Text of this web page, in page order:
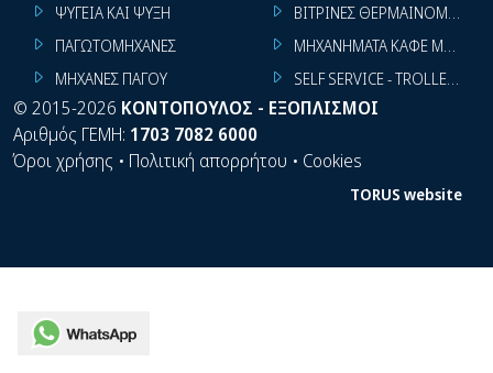
WhatsApp
ΨΥΓΕΙΑ ΚΑΙ ΨΥΞΗ
ΠΑΓΩΤΟΜΗΧΑΝΕΣ
ΜΗΧΑΝΕΣ ΠΑΓΟΥ
ΒΙΤΡΙΝΕΣ ΘΕΡΜΑΙΝΟΜΕΝΕΣ
ΜΗΧΑΝΗΜΑΤΑ ΚΑΦΕ ΜΠΑΡ
SELF SERVICE - TROLLEY -
© 2015-2026 ΚΟΝΤΟΠΟΥΛΟΣ - ΕΞΟΠΛΙΣΜΟΙ
Αριθμός ΓΕΜΗ: 1703 7082 6000
Όροι χρήσης • Πολιτική απορρήτου • Cookies
TORUS website